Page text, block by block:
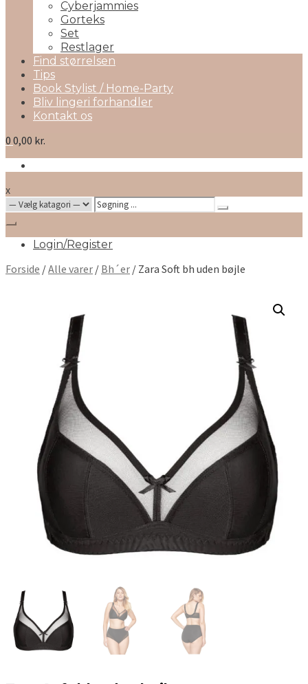
Cyberjammies
Gorteks
Set
Restlager
Find størrelsen
Tips
Book Stylist / Home-Party
Bliv lingeri forhandler
Kontakt os
0 0,00 kr.
x
Search
for:
Login/Register
Forside /Alle varer / Bh´er / Zara Soft bh uden bøjle